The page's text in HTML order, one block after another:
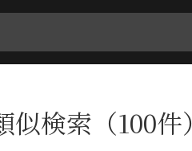
検索（100件）